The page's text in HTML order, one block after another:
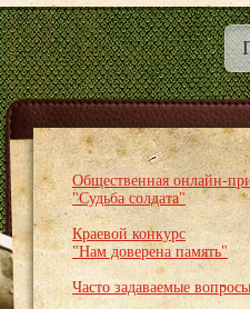
Общественная онлайн-
"Судьба солдата"
Краевой конкурс
"Нам доверена память"
Часто задаваемые вопросы